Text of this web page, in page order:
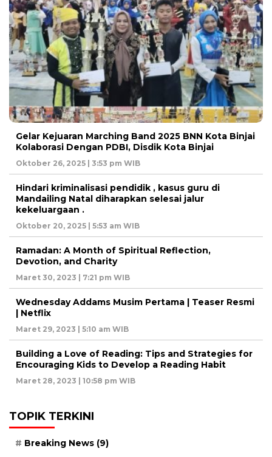
Gelar Kejuaran Marching Band 2025 BNN Kota Binjai
Kolaborasi Dengan PDBI, Disdik Kota Binjai
Oktober 26, 2025 | 3:53 pm WIB
Hindari kriminalisasi pendidik , kasus guru di
Mandailing Natal diharapkan selesai jalur
kekeluargaan .
Oktober 20, 2025 | 5:53 am WIB
Ramadan: A Month of Spiritual Reflection,
Devotion, and Charity
Maret 30, 2023 | 7:21 pm WIB
Wednesday Addams Musim Pertama | Teaser Resmi
| Netflix
Maret 29, 2023 | 5:10 am WIB
Building a Love of Reading: Tips and Strategies for
Encouraging Kids to Develop a Reading Habit
Maret 28, 2023 | 10:58 pm WIB
TOPIK TERKINI
Breaking News (9)